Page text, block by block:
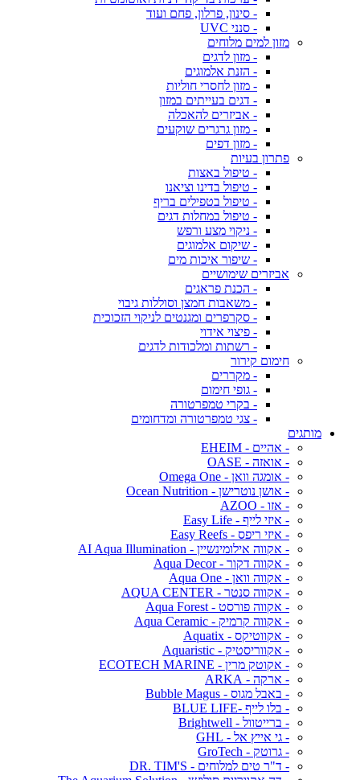
- סינון, פרלון, פחם ועוד
- סנני UVC
מזון למים מלוחים
- מזון לדגים
- הזנת אלמוגים
- מזון לחסרי חוליות
- דגים בעייתים במזון
- אביזרים להאכלה
- מזון גרגרים שוקעים
- מזון דפים
פתרון בעיות
- טיפול באצות
- טיפול בדינו וציאנו
- טיפול בטפילים בריף
- טיפול במחלות דגים
- ניקוי מצע ורפש
- שיקום אלמוגים
- שיפור איכות מים
אביזרים שימושיים
- הכנת פראגים
- משאבות חמצן וסוללות גיבוי
- סקרפרים ומגנטים לניקוי הזכוכית
- פיצוי אידוי
- רשתות ומלכודות לדגים
חימום קירור
- מקררים
- גופי חימום
- בקרי טמפרטורה
- צגי טמפרטורה ומדחומים
מותגים
- אהיים - EHEIM
- אואזה - OASE
- אומגה וואן - Omega One
- אושן נוטרישן - Ocean Nutrition
- אזו - AZOO
- איזי לייף - Easy Life
- איזי ריפס - Easy Reefs
- אקווה אילומינשיין - AI Aqua Illumination
- אקווה דקור - Aqua Decor
- אקווה וואן - Aqua One
- אקווה סנטר - AQUA CENTER
- אקווה פורסט - Aqua Forest
- אקווה קרמיק - Aqua Ceramic
- אקווטיקס - Aquatix
- אקווריסטיק - Aquaristic
- אקוטק מרין - ECOTECH MARINE
- ארקה - ARKA
- באבל מגוס - Bubble Magus
- בלו לייף -BLUE LIFE
- ברייטוול - Brightwell
- גי אייץ אל - GHL
- גרוטק - GroTech
- ד"ר טים למלוחים - DR. TIM'S